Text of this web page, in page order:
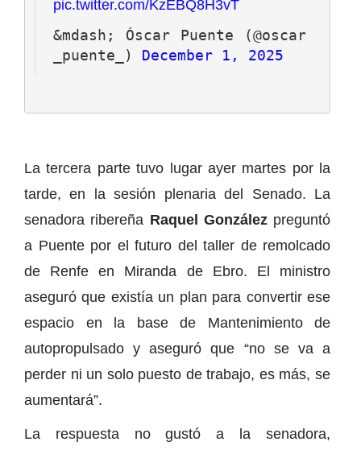
pic.twitter.com/KzEBQ8H3vT
&mdash; Óscar Puente (@oscar
_puente_)
December 1, 2025
La tercera parte tuvo lugar ayer martes por la
tarde, en la sesión plenaria del Senado. La
senadora ribereña Raquel Gonzálezpreguntó
a Puente por el futuro del taller de remolcado
de Renfe en Miranda de Ebro. El ministro
aseguró que existía un plan para convertir ese
espacio en la base de Mantenimiento de
autopropulsado y aseguró que “no se va a
perder ni un solo puesto de trabajo, es más, se
aumentará”.
La respuesta no gustó a la senadora,